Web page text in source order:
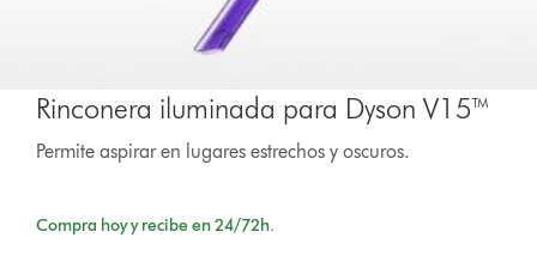
Rinconera iluminada para Dyson V15™
Permite aspirar en lugares estrechos y oscuros.
Compra hoy y recibe en 24/72h.